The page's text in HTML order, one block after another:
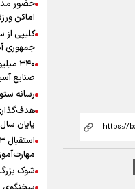
محمد
رونمایی
استقلال
رهبر
را با
مراسم
سخنگوی
پذیرش
ارتباطی
ونس: در
حضور
اماکن
کلیپی از
جمهوری
۳۴۰
صنایع
رسانه
پایان سال
مهارت‌آموزی در ۲۵۰
شوک